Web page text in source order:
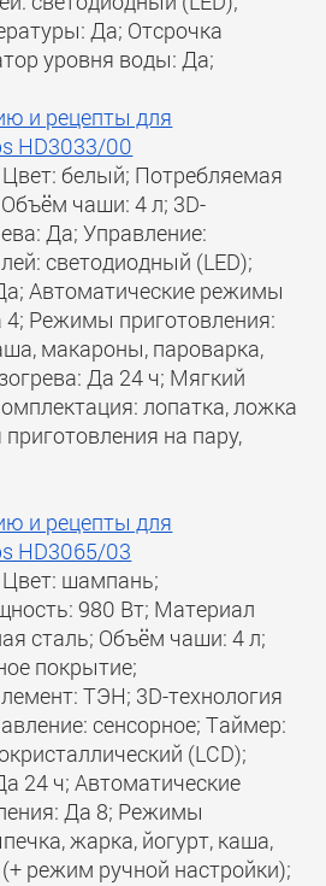
Да; Отсрочка
уровня воды: Да;
и рецепты для
HD3033/00
белый; Потребляемая
чаши: 4 л; 3D-
Да; Управление:
светодиодный (LED);
Автоматические режимы
4; Режимы приготовления:
макароны, пароварка,
Да 24 ч; Мягкий
лопатка, ложка
на пару,
и рецепты для
HD3065/03
шампань;
980 Вт; Материал
сталь; Объём чаши: 4 л;
покрытие;
ТЭН; 3D-технология
сенсорное; Таймер:
(LCD);
24 ч; Автоматические
Да 8; Режимы
жарка, йогурт, каша,
режим ручной настройки);